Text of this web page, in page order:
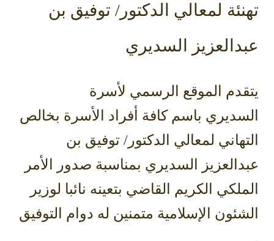
تهنئة لمعالي الدكتور/ توفيق بن
عبدالعزيز السديري
يتقدم الموقع الرسمي لأسرة
السديري باسم كافة أفراد الأسرة بخالص
التهاني لمعالي الدكتور/ توفيق بن
عبدالعزيز السديري بمناسبة صدور الأمر
الملكي الكريم القاضي بتعينه نائبا لوزير
الشئون الإسلامية متمنين له دوام التوفيق